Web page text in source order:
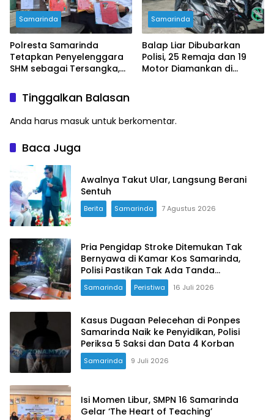
Samarinda
Polresta Samarinda
Tetapkan Penyelenggara
SHM sebagai Tersangka,
Diduga Dialihkan untuk
Utang dan Fee Pengacara
Samarinda
Balap Liar Dibubarkan
Polisi, 25 Remaja dan 19
Motor Diamankan di
Tinggalkan Balasan
Anda harus masuk untuk berkomentar.
Baca Juga
Awalnya Takut Ular, Langsung Berani
Sentuh
Berita Samarinda 7 Agustus 2026
Pria Pengidap Stroke Ditemukan Tak
Bernyawa di Kamar Kos Samarinda,
Polisi Pastikan Tak Ada Tanda
Kekerasan
Samarinda Peristiwa 16 Juli 2026
Kasus Dugaan Pelecehan di Ponpes
Samarinda Naik ke Penyidikan, Polisi
Periksa 5 Saksi dan Data 4 Korban
Samarinda 9 Juli 2026
Isi Momen Libur, SMPN 16 Samarinda
Gelar ‘The Heart of Teaching’